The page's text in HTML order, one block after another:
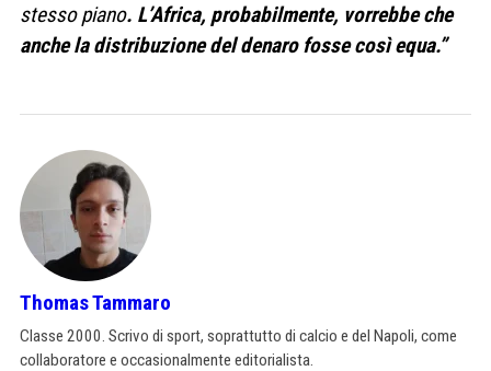
stesso piano. L’Africa, probabilmente, vorrebbe che
anche la distribuzione del denaro fosse così equa.”
Thomas Tammaro
Classe 2000. Scrivo di sport, soprattutto di calcio e del Napoli, come
collaboratore e occasionalmente editorialista.